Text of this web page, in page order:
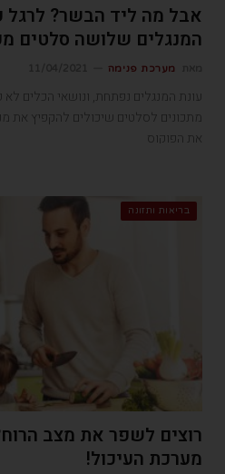
אבל מה ליד הבשר? לרגל
המנגלים שלושה סלטים
מערכת פנימה
עונת המנגלים נפתחת, ונושאי הכלים
מתכונים לסלטים שיכולים להקפיץ את
את הפוקוס
בריאות ותזונה
רוצים לשפר את מצב
מערכת העיכול!